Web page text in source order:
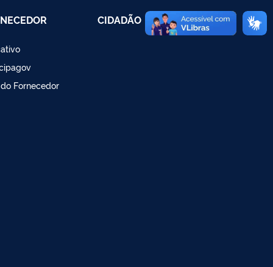
Fornecedor
CIDADÃO